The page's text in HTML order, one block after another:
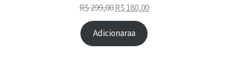
R$299,00 R$ 180,00
Adicionaraa